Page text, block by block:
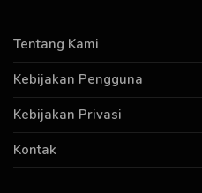
Tentang Kami
Kebijakan Pengguna
Kebijakan Privasi
Kontak